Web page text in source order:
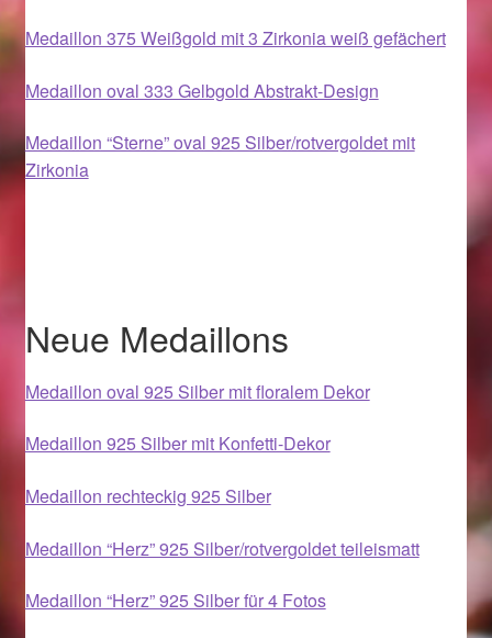
Im Gedenken an
Impressum
Liefer- und Versandkosten
Magisches und Festliches zu Halloween
Magisches und Festliches zu Halloween
Magisches und Festliches zu Halloween 2021
Medaillon 375 Weißgold mit 3 Zirkonia weiß gefächert
Medaillon oval 333 Gelbgold Abstrakt-Design
Medaillon “Sterne” oval 925 Silber/rotvergoldet mit
Zirkonia
Neue Medaillons
Medaillon oval 925 Silber mit floralem Dekor
Medaillon 925 Silber mit Konfetti-Dekor
Medaillon rechteckig 925 Silber
Medaillon “Herz” 925 Silber/rotvergoldet teileismatt
Medaillon “Herz” 925 Silber für 4 Fotos